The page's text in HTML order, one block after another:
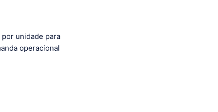
unidade para
operacional